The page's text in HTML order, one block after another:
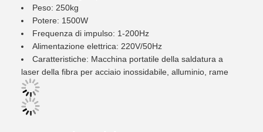
Peso: 250kg
Potere: 1500W
Frequenza di impulso: 1-200Hz
Alimentazione elettrica: 220V/50Hz
Caratteristiche: Macchina portatile della saldatura a
laser della fibra per acciaio inossidabile, alluminio, rame